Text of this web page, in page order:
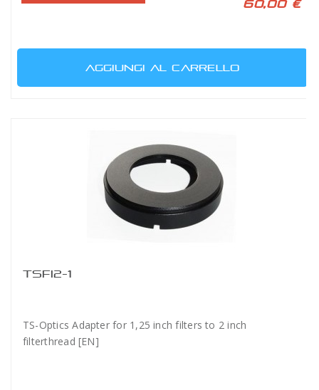
60,00 €
AGGIUNGI AL CARRELLO
TSFI2-1
TS-Optics Adapter for 1,25 inch filters to 2 inch
filterthread [EN]